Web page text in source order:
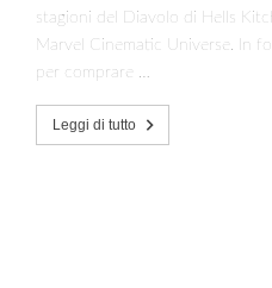
stagioni del Diavolo di Hells
Marvel Cinematic Universe. In
per comprare …
Leggi di tutto